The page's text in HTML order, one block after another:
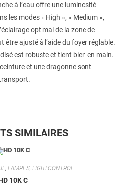
à l’eau offre une luminosité
les modes « High », « Medium »,
optimal de la zone de
être ajusté à l’aide du foyer réglable.
est robuste et tient bien en main.
et une dragonne sont
SIMILAIRES
,LAMPES,LIGHTCONTROL
10K C